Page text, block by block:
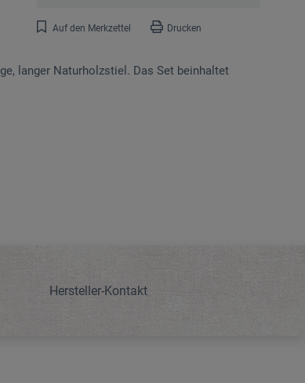
Auf den Merkzettel Drucken
langer Naturholzstiel. Das Set beinhaltet
Hersteller-Kontakt